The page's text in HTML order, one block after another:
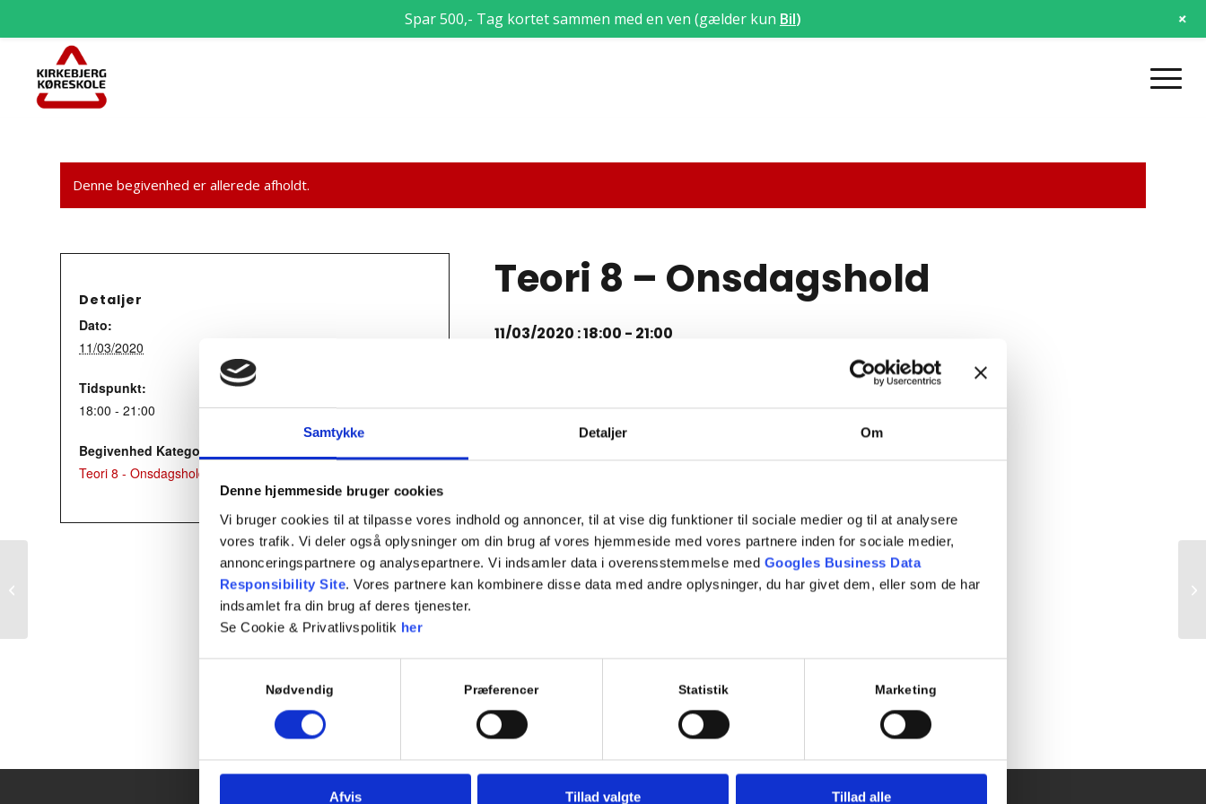
Samtykke Detaljer Om
Denne hjemmeside bruger cookies
Vi bruger cookies til at tilpasse vores indhold og annoncer, til at vise dig funktioner til sociale medier og til at analysere
vores trafik. Vi deler også oplysninger om din brug af vores hjemmeside med vores partnere inden for sociale medier,
annonceringspartnere og analysepartnere. Vi indsamler data i overensstemmelse med Googles Business Data
Responsibility Site. Vores partnere kan kombinere disse data med andre oplysninger, du har givet dem, eller som de har
indsamlet fra din brug af deres tjenester.
Se Cookie & Privatlivspolitik her
Nødvendig Præferencer Statistik Marketing
Afvis Tillad valgte Tillad alle
Denne begivenhed er allerede afholdt.
Teori 8 – Onsdagshold
11/03/2020 : 18:00 - 21:00
7.18 Standsning og parkering
7.19 Kørsel i mørke og lygtetændingstid i øvrigt
Repetition af tidligere lektioner
Evaluerende teoriprøver
Detaljer
Dato:
11/03/2020
Tidspunkt:
18:00 - 21:00
Begivenhed Kategori:
Teori 8 - Onsdagshold
Spar 500,- Tag kortet sammen med en ven (gælder kun Bil) +